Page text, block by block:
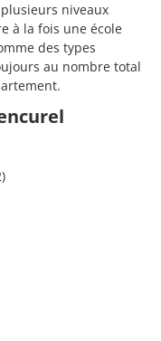
niveaux
à la fois une école
des types
au nombre total